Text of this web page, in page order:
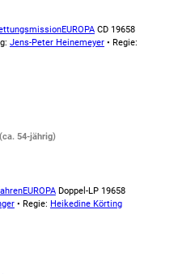
EUROPACD 19658
Jens-Peter Heinemeyer• Regie:
(ca. 54-jährig)
EUROPADoppel-LP 19658
• Regie: Heikedine Körting